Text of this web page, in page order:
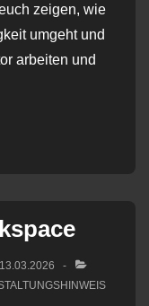
zeigen, wie
umgeht und
arbeiten und
13.03.2026